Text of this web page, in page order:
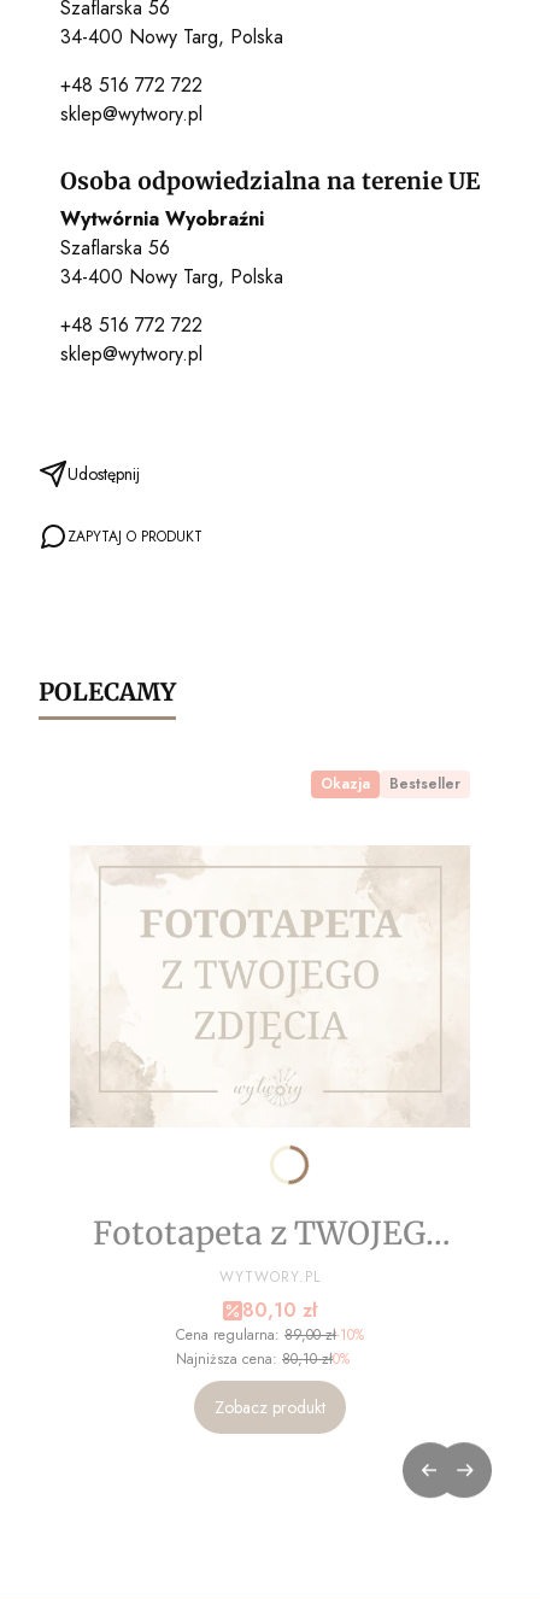
Szaflarska 56
34-400 Nowy Targ, Polska
+48 516 772 722
sklep@wytwory.pl
Osoba odpowiedzialna na terenie UE
Wytwórnia Wyobraźni
Szaflarska 56
34-400 Nowy Targ, Polska
+48 516 772 722
sklep@wytwory.pl
Udostępnij
ZAPYTAJ O PRODUKT
POLECAMY
Okazja Bestseller
Fototapeta z TWOJEGO
ZDJĘCIA - NA WYMIAR
PRODUCENT
WYTWORY.PL
Cena promocyjna
80,10 zł
Cena regularna: 89,00 zł-10%
Najniższa cena: 80,10 zł0%
Zobacz produkt